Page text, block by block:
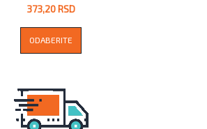
373,20 RSD
ODABERITE